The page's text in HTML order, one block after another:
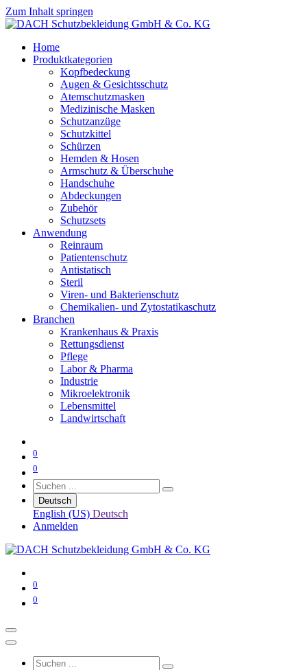
Zum Inhalt springen
Home
Produktkategorien
Kopfbedeckung
Augen & Gesichtsschutz
Atemschutzmasken
Medizinische Masken
Schutzanzüge
Schutzkittel
Schürzen
Hemden & Hosen
Armschutz & Überschuhe
Handschuhe
Abdeckungen
Zubehör
Schutzsets
Anwendung
Reinraum
Patientenschutz
Antistatisch
Steril
Viren- und Bakterienschutz
Chemikalien- und Zytostatikaschutz
Branchen
Krankenhaus & Praxis
Rettungsdienst
Pflege
Labor & Pharma
Industrie
Mikroelektronik
Lebensmittel
Landwirtschaft
0
0
Deutsch
English (US) Deutsch
Anmelden
0
0